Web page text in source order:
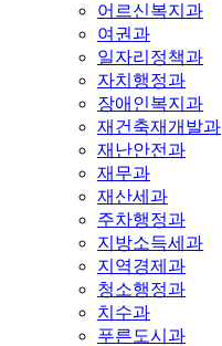
어르신복지과
여권과
일자리정책과
자치행정과
장애인복지과
재건축재개발과
재난안전과
재무과
재산세과
주차행정과
지방소득세과
지역경제과
청소행정과
치수과
푸른도시과